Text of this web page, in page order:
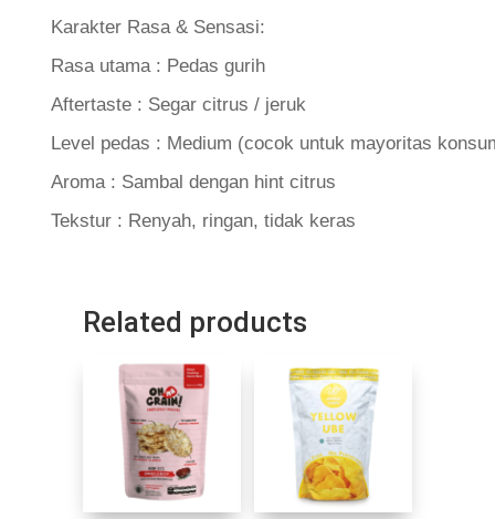
Karakter Rasa & Sensasi:
Rasa utama : Pedas gurih
Aftertaste : Segar citrus / jeruk
Level pedas : Medium (cocok untuk mayoritas
Aroma : Sambal dengan hint citrus
Tekstur : Renyah, ringan, tidak keras
Related products